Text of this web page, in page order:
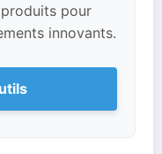
pour
innovants.